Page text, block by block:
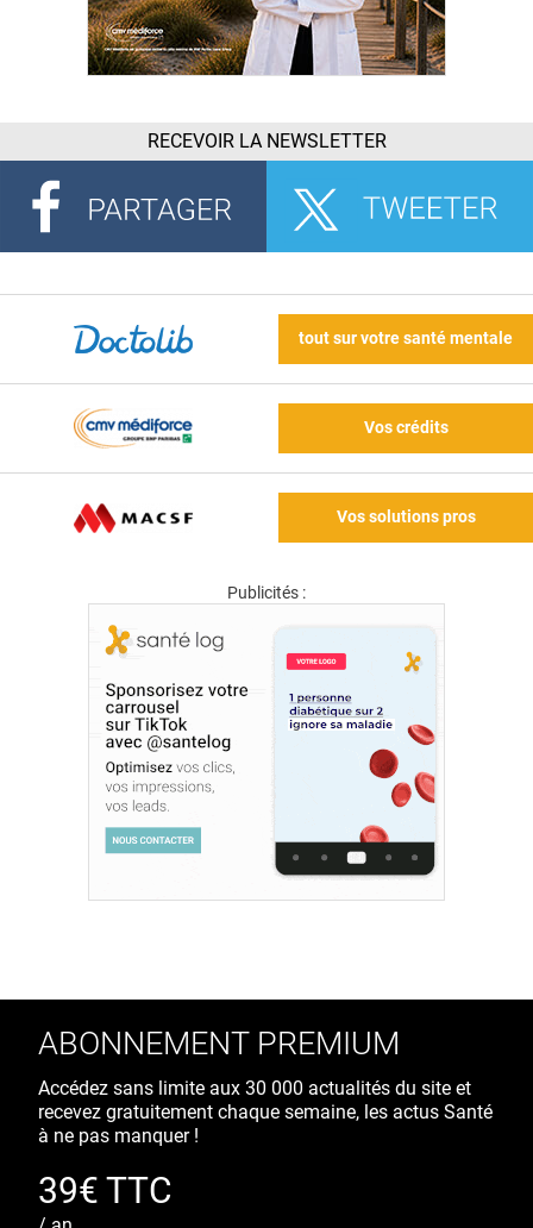
RECEVOIR LA NEWSLETTER
tout sur votre santé mentale
Vos crédits
Vos solutions pros
Publicités :
ABONNEMENT PREMIUM
Accédez sans limite aux 30 000 actualités du site et
recevez gratuitement chaque semaine, les actus Santé
à ne pas manquer !
39€ TTC